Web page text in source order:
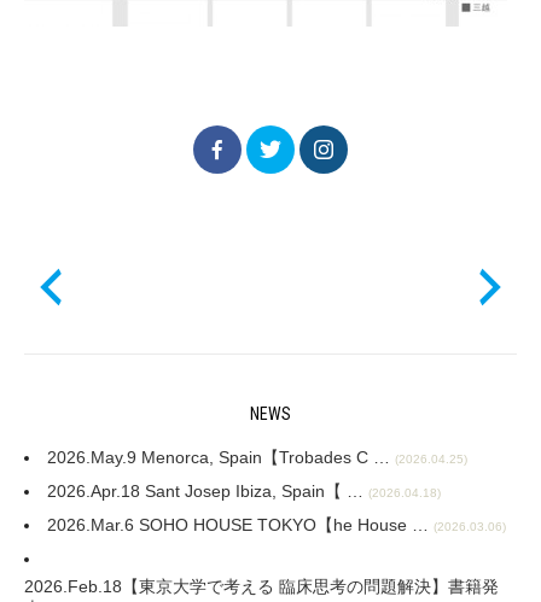
NEWS
2026.May.9 Menorca, Spain【Trobades C … (2026.04.25)
2026.Apr.18 Sant Josep Ibiza, Spain【 … (2026.04.18)
2026.Mar.6 SOHO HOUSE TOKYO【he House … (2026.03.06)
2026.Feb.18【東京大学で考える 臨床思考の問題解決】書籍発